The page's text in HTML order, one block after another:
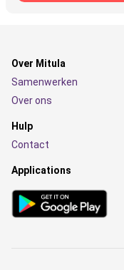
Over Mitula
Samenwerken
Over ons
Hulp
Contact
Applications